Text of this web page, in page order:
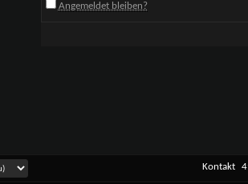
Angemeldet bleiben?
Kontakt